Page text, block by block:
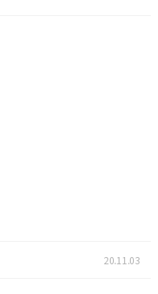
20.11.03